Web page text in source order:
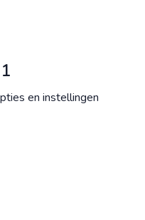
en instellingen